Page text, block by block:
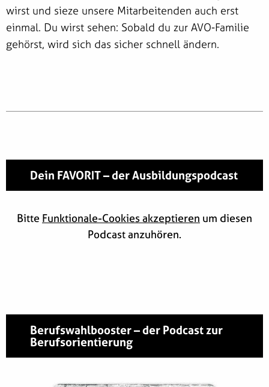
wirst und sieze unsere Mitarbeitenden auch erst
einmal. Du wirst sehen: Sobald du zur AVO-Familie
gehörst, wird sich das sicher schnell ändern.
Dein FAVORIT – der Ausbildungspodcast
Bitte Funktionale-Cookies akzeptieren um diesen
Podcast anzuhören.
Berufswahlbooster – der Podcast zur
Berufsorientierung